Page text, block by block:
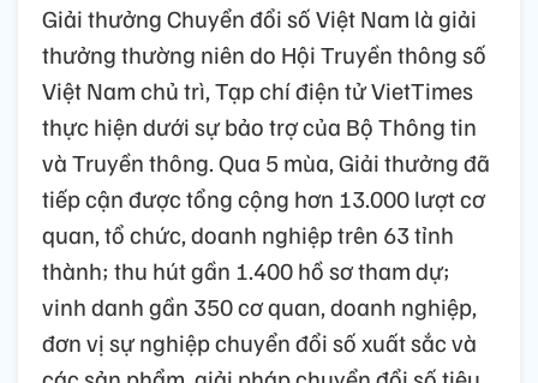
Giải thưởng Chuyển đổi số Việt Nam là giải
thưởng thường niên do Hội Truyền thông số
Việt Nam chủ trì, Tạp chí điện tử VietTimes
thực hiện dưới sự bảo trợ của Bộ Thông tin
và Truyền thông. Qua 5 mùa, Giải thưởng đã
tiếp cận được tổng cộng hơn 13.000 lượt cơ
quan, tổ chức, doanh nghiệp trên 63 tỉnh
thành; thu hút gần 1.400 hồ sơ tham dự;
vinh danh gần 350 cơ quan, doanh nghiệp,
đơn vị sự nghiệp chuyển đổi số xuất sắc và